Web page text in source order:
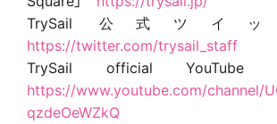
TrySail 公式ツイ
https://twitter.com/trysail_staff
TrySail official
https://www.youtube.com/channel/
qzdeOeWZkQ